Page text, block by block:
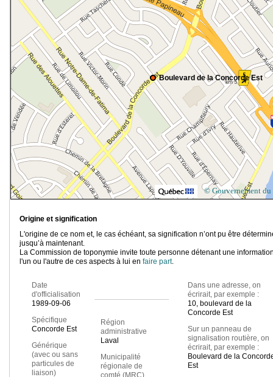
Boulevard de la Concorde Est
© Gouvernement du
Origine et signification
L'origine de ce nom et, le cas échéant, sa signification n’ont pu être
jusqu’à maintenant.
La Commission de toponymie invite toute personne détenant une
l'un ou l'autre de ces aspects à lui en faire part.
Date
d'officialisation
1989-09-06
Spécifique
Concorde Est
Générique
(avec ou sans
particules de
liaison)
Région
administrative
Laval
Municipalité
régionale de
comté (MRC)
Dans une adresse, on
écrirait, par exemple :
10, boulevard de la
Concorde Est
Sur un panneau de
signalisation routière, on
écrirait, par exemple :
Boulevard de la
Est